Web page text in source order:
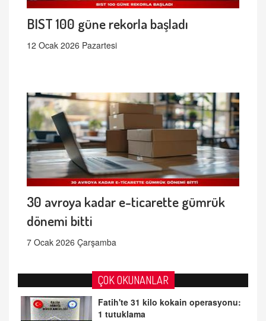
BIST 100 güne rekorla başladı
12 Ocak 2026 Pazartesi
30 avroya kadar e-ticarette gümrük
dönemi bitti
7 Ocak 2026 Çarşamba
ÇOK OKUNANLAR
Fatih'te 31 kilo kokain operasyonu:
1 tutuklama